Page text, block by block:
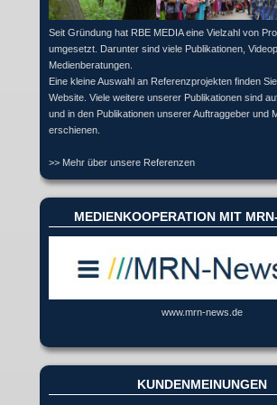
Seit Gründung hat RBE MEDIA eine Vielzahl von
umgesetzt. Darunter sind viele Publikationen,
Medienberatungen.
Eine kleine Auswahl an Referenzprojekten finden
Website. Viele weitere unserer Publikationen sind
und in den Publikationen unserer Auftraggeber und
erschienen.
>> Mehr über unsere Referenzen
MEDIENKOOPERATION MIT
www.mrn-news.de
KUNDENMEINUNGEN